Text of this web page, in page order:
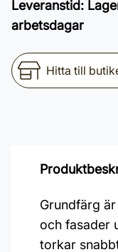
Leveranstid:
arbetsdagar
Hitta till
Grundfärg
och fasader
torkar